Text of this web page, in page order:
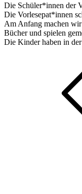
Die Schüler*innen der
Die Vorlesepat*innen
Am Anfang machen
Bücher und spielen
Die Kinder haben in